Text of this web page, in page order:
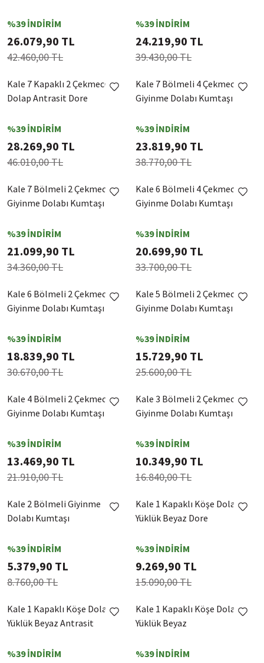
%39 İNDİRİM
26.079,90 TL
42.460,00 TL
%39 İNDİRİM
24.219,90 TL
39.430,00 TL
Kale 7 Kapaklı 2 Çekmeceli
Dolap Antrasit Dore
%39 İNDİRİM
28.269,90 TL
46.010,00 TL
Kale 7 Bölmeli 4 Çekmeceli
Giyinme Dolabı Kumtaşı
%39 İNDİRİM
23.819,90 TL
38.770,00 TL
Kale 7 Bölmeli 2 Çekmeceli
Giyinme Dolabı Kumtaşı
%39 İNDİRİM
21.099,90 TL
34.360,00 TL
Kale 6 Bölmeli 4 Çekmeceli
Giyinme Dolabı Kumtaşı
%39 İNDİRİM
20.699,90 TL
33.700,00 TL
Kale 6 Bölmeli 2 Çekmeceli
Giyinme Dolabı Kumtaşı
%39 İNDİRİM
18.839,90 TL
30.670,00 TL
Kale 5 Bölmeli 2 Çekmeceli
Giyinme Dolabı Kumtaşı
%39 İNDİRİM
15.729,90 TL
25.600,00 TL
Kale 4 Bölmeli 2 Çekmeceli
Giyinme Dolabı Kumtaşı
%39 İNDİRİM
13.469,90 TL
21.910,00 TL
Kale 3 Bölmeli 2 Çekmeceli
Giyinme Dolabı Kumtaşı
%39 İNDİRİM
10.349,90 TL
16.840,00 TL
Kale 2 Bölmeli Giyinme
Dolabı Kumtaşı
%39 İNDİRİM
5.379,90 TL
8.760,00 TL
Kale 1 Kapaklı Köşe Dolap +
Yüklük Beyaz Dore
%39 İNDİRİM
9.269,90 TL
15.090,00 TL
Kale 1 Kapaklı Köşe Dolap +
Yüklük Beyaz Antrasit
%39 İNDİRİM
Kale 1 Kapaklı Köşe Dolap +
Yüklük Beyaz
%39 İNDİRİM